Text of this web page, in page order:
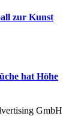
zur Kunst
hat Höhe
GmbH